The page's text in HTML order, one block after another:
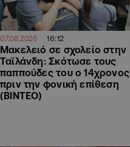
07.08.2026 16:12
Μακελειό σε σχολείο στην
Ταϊλάνδη: Σκότωσε τους
παππούδες του ο 14χρονος
πριν την φονική επίθεση
(ΒΙΝΤΕΟ)